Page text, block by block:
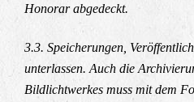
Honorar abgedeckt.
3.3. Speicherungen,
unterlassen. Auch die
Bildlichtwerkes muss mit dem